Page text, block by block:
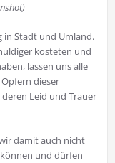
in Stadt und Umland.
kosteten und
lassen uns alle
dieser
Leid und Trauer
damit auch nicht
und dürfen